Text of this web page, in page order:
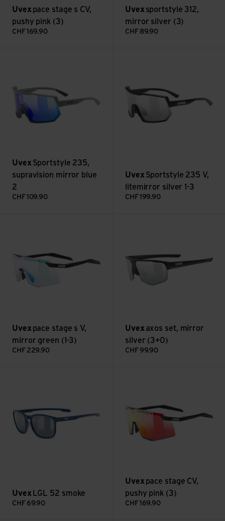
Uvex pace stage s CV,
pushy pink (3)
CHF 169.90
Uvex sportstyle 312,
mirror silver (3)
CHF 89.90
Uvex Sportstyle 235,
supravision mirror blue
2
CHF 109.90
Uvex Sportstyle 235 V,
litemirror silver 1-3
CHF 199.90
Uvex pace stage s V,
mirror green (1-3)
CHF 229.90
Uvex axos set, mirror
silver (3+0)
CHF 99.90
Uvex LGL 52 smoke
CHF 69.90
Uvex pace stage CV,
pushy pink (3)
CHF 169.90